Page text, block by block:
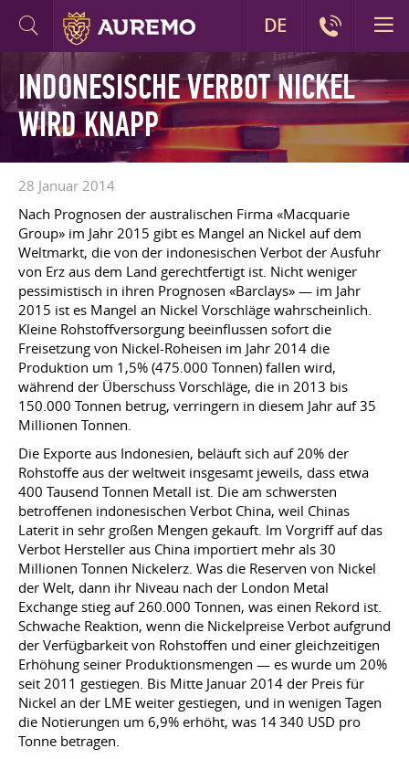
INDONESISCHE VERBOT NICKEL
WIRD KNAPP
28 Januar 2014
Nach Prognosen der australischen Firma «Macquarie
Group» im Jahr 2015 gibt es Mangel an Nickel auf dem
Weltmarkt, die von der indonesischen Verbot der Ausfuhr
von Erz aus dem Land gerechtfertigt ist. Nicht weniger
pessimistisch in ihren Prognosen «Barclays» — im Jahr
2015 ist es Mangel an Nickel Vorschläge wahrscheinlich.
Kleine Rohstoffversorgung beeinflussen sofort die
Freisetzung von Nickel-Roheisen im Jahr 2014 die
Produktion um 1,5% (475.000 Tonnen) fallen wird,
während der Überschuss Vorschläge, die in 2013 bis
150.000 Tonnen betrug, verringern in diesem Jahr auf 35
Millionen Tonnen.
Die Exporte aus Indonesien, beläuft sich auf 20% der
Rohstoffe aus der weltweit insgesamt jeweils, dass etwa
400 Tausend Tonnen Metall ist. Die am schwersten
betroffenen indonesischen Verbot China, weil Chinas
Laterit in sehr großen Mengen gekauft. Im Vorgriff auf das
Verbot Hersteller aus China importiert mehr als 30
Millionen Tonnen Nickelerz. Was die Reserven von Nickel
der Welt, dann ihr Niveau nach der London Metal
Exchange stieg auf 260.000 Tonnen, was einen Rekord ist.
Schwache Reaktion, wenn die Nickelpreise Verbot aufgrund
der Verfügbarkeit von Rohstoffen und einer gleichzeitigen
Erhöhung seiner Produktionsmengen — es wurde um 20%
seit 2011 gestiegen. Bis Mitte Januar 2014 der Preis für
Nickel an der LME weiter gestiegen, und in wenigen Tagen
die Notierungen um 6,9% erhöht, was 14 340 USD pro
Tonne betragen.
DE